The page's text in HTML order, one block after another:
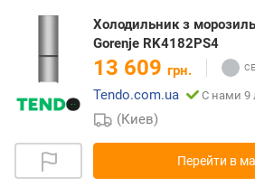
Холодильник з
Gorenje RK4182PS4
13 609 грн.
Tendo.com.ua
С нами 9
(Киев)
Перейти в